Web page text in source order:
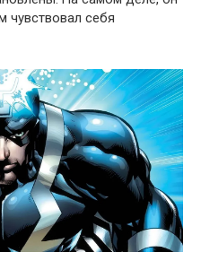
чувствовал себя